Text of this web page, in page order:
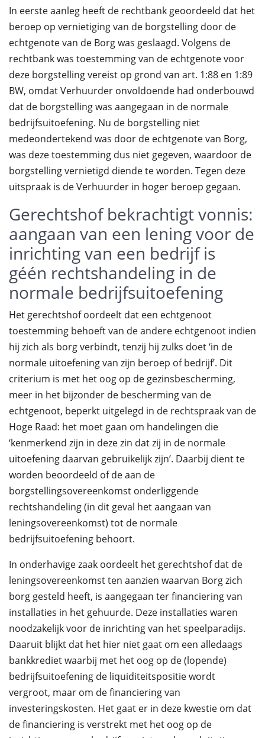
In eerste aanleg heeft de rechtbank geoordeeld dat het
beroep op vernietiging van de borgstelling door de
echtgenote van de Borg was geslaagd. Volgens de
rechtbank was toestemming van de echtgenote voor
deze borgstelling vereist op grond van art. 1:88 en 1:89
BW, omdat Verhuurder onvoldoende had onderbouwd
dat de borgstelling was aangegaan in de normale
bedrijfsuitoefening. Nu de borgstelling niet
medeondertekend was door de echtgenote van Borg,
was deze toestemming dus niet gegeven, waardoor de
borgstelling vernietigd diende te worden. Tegen deze
uitspraak is de Verhuurder in hoger beroep gegaan.
Gerechtshof bekrachtigt vonnis:
aangaan van een lening voor de
inrichting van een bedrijf is
géén rechtshandeling in de
normale bedrijfsuitoefening
Het gerechtshof oordeelt dat een echtgenoot
toestemming behoeft van de andere echtgenoot indien
hij zich als borg verbindt, tenzij hij zulks doet ‘in de
normale uitoefening van zijn beroep of bedrijf’. Dit
criterium is met het oog op de gezinsbescherming,
meer in het bijzonder de bescherming van de
echtgenoot, beperkt uitgelegd in de rechtspraak van de
Hoge Raad: het moet gaan om handelingen die
‘kenmerkend zijn in deze zin dat zij in de normale
uitoefening daarvan gebruikelijk zijn’. Daarbij dient te
worden beoordeeld of de aan de
borgstellingsovereenkomst onderliggende
rechtshandeling (in dit geval het aangaan van
leningsovereenkomst) tot de normale
bedrijfsuitoefening behoort.
In onderhavige zaak oordeelt het gerechtshof dat de
leningsovereenkomst ten aanzien waarvan Borg zich
borg gesteld heeft, is aangegaan ter financiering van
installaties in het gehuurde. Deze installaties waren
noodzakelijk voor de inrichting van het speelparadijs.
Daaruit blijkt dat het hier niet gaat om een alledaags
bankkrediet waarbij met het oog op de (lopende)
bedrijfsuitoefening de liquiditeitspositie wordt
vergroot, maar om de financiering van
investeringskosten. Het gaat er in deze kwestie om dat
de financiering is verstrekt met het oog op de